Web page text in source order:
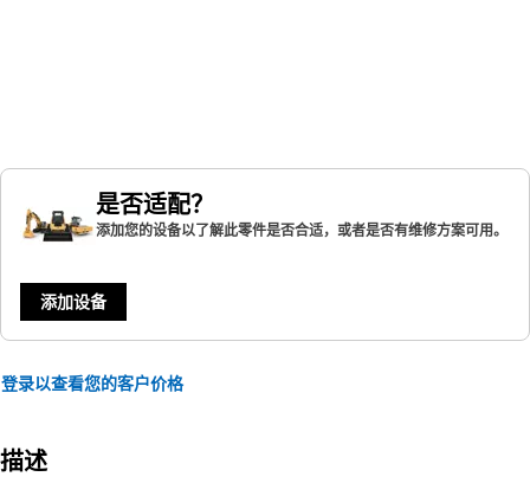
是否适配？
添加您的设备以了解此零件是否合适，或者是否有维修方案可用。
添加设备
登录以查看您的客户价格
描述